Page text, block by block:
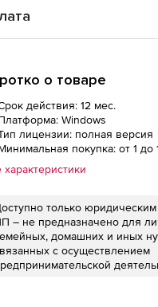
о товаре
действия: 12 мес.
Windows
лицензии: полная версия
покупка: от 1 до
характеристики
только
– не предназначено для
домашних и иных
с осуществлением